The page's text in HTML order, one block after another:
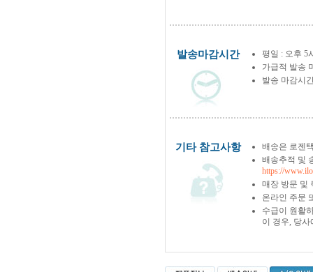
발송마감시간
평일 : 오후 5
가급적 발송
발송 마감시
기타 참고사항
배송은 로젠
배송추적 및
https://
매장 방문 및
온라인 주문
수급이 원활
이 경우, 당